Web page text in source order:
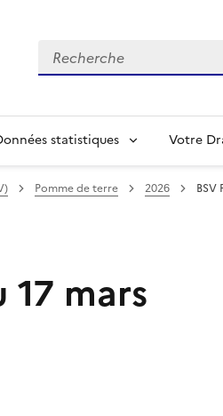
Recherche
statistiques Votre
Pomme de terre 2026
BSV
17 mars